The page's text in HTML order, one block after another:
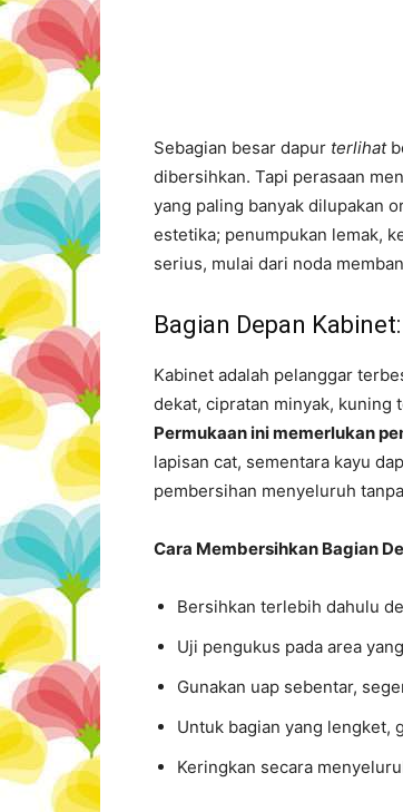
Sebagian besar dapur terlihat
dibersihkan. Tapi perasaan
yang paling banyak dilupakan
estetika; penumpukan lemak,
serius, mulai dari noda
Bagian Depan
Kabinet adalah pelanggar
dekat, cipratan minyak, kuning
Permukaan ini memerlukan
lapisan cat, sementara kayu
pembersihan menyeluruh
Cara Membersihkan Bagian
Bersihkan terlebih dahulu
Uji pengukus pada area
Gunakan uap sebentar,
Untuk bagian yang lengket,
Keringkan secara